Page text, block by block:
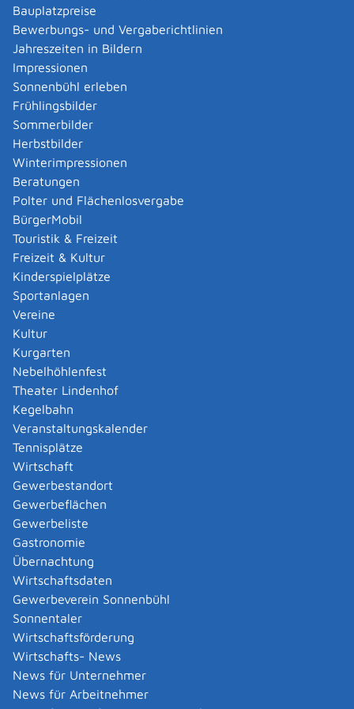
Bauplatzpreise
Bewerbungs- und Vergaberichtlinien
Jahreszeiten in Bildern
Impressionen
Sonnenbühl erleben
Frühlingsbilder
Sommerbilder
Herbstbilder
Winterimpressionen
Beratungen
Polter und Flächenlosvergabe
BürgerMobil
Touristik & Freizeit
Freizeit & Kultur
Kinderspielplätze
Sportanlagen
Vereine
Kultur
Kurgarten
Nebelhöhlenfest
Theater Lindenhof
Kegelbahn
Veranstaltungskalender
Tennisplätze
Wirtschaft
Gewerbestandort
Gewerbeflächen
Gewerbeliste
Gastronomie
Übernachtung
Wirtschaftsdaten
Gewerbeverein Sonnenbühl
Sonnentaler
Wirtschaftsförderung
Wirtschafts- News
News für Unternehmer
News für Arbeitnehmer
Baden-Württemberg
Leistungsdetails
Voraussetzungen
Für das Zulassungsverfahren müssen Sie folgende
Voraussetzungen erfüllen:
Sie benötigen einen ausformulierten und mit einer
Begründung versehenen Gesetzentwurf:
Der Gesetzentwurf muss so ausgestaltet sein,
dass er nach erfolgreichem Abschluss des
gesamten Volksgesetzgebungsverfahrens
im Gesetzblatt für Baden-Württemberg
verkündet werden und
mit allgemeiner Verbindlichkeit in Kraft
treten kann.
erfüllen:
aus dem Gesetzentwurf muss klar und
bestimmt hervorgehen, was gewollt ist und
Der Gesetzentwurf darf dem Grundgesetz
Der Gesetzentwurf muss sich im
auswärtige Angelegenheiten,
Verteidigungsfragen,
Abgabengesetze, Besoldungsgesetze
und das Staatshaushaltsgesetz sind von
der Volksgesetzgebung ausgeschlossen.
Der Gesetzentwurf muss auch sonst mit